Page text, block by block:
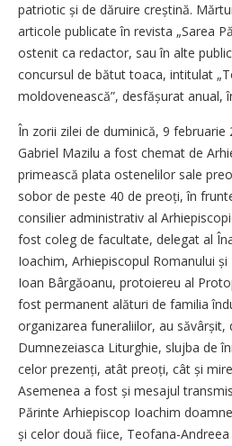
patriotic și de dăruire creștină.
articole publicate în revista „Sarea
ostenit ca redactor, sau în alte
concursul de bătut toaca, intitulat
moldovenească”, desfășurat anual,
În zorii zilei de duminică, 9 februarie
Gabriel Mazilu a fost chemat de
primească plata ostenelilor sale
sobor de peste 40 de preoți, în
consilier administrativ al
fost coleg de facultate, delegat al
Ioachim, Arhiepiscopul Romanului
Ioan Bârgăoanu, protoiereu al
fost permanent alături de familia
organizarea funeraliilor, au săvârșit,
Dumnezeiasca Liturghie, slujba de
celor pre­zenți, atât preoți, cât și
Asemenea a fost și mesajul
Părinte Arhiepiscop Ioachim
și celor două fiice, Teofana-